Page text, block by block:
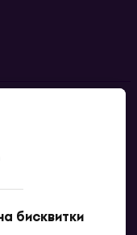
бисквитки